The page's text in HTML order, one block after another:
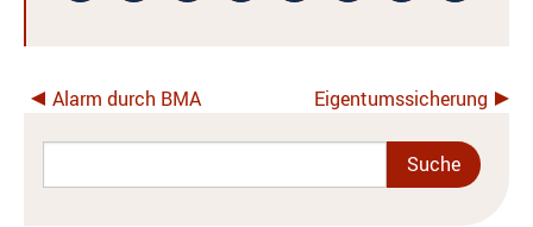
Alarm durch BMA Eigentumssicherung